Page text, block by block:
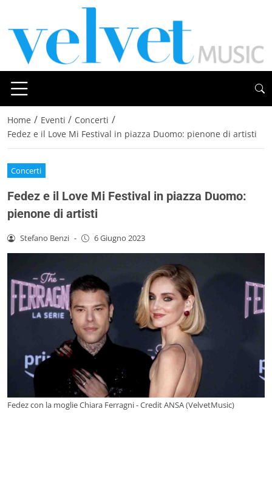
Home / Eventi / Concerti /
Fedez e il Love Mi Festival in piazza Duomo: pienone di artisti
Concerti
Fedez e il Love Mi Festival in piazza Duomo:
pienone di artisti
Stefano Benzi - 6 Giugno 2023
Fedez con la moglie Chiara Ferragni - Credit ANSA (VelvetMusic)